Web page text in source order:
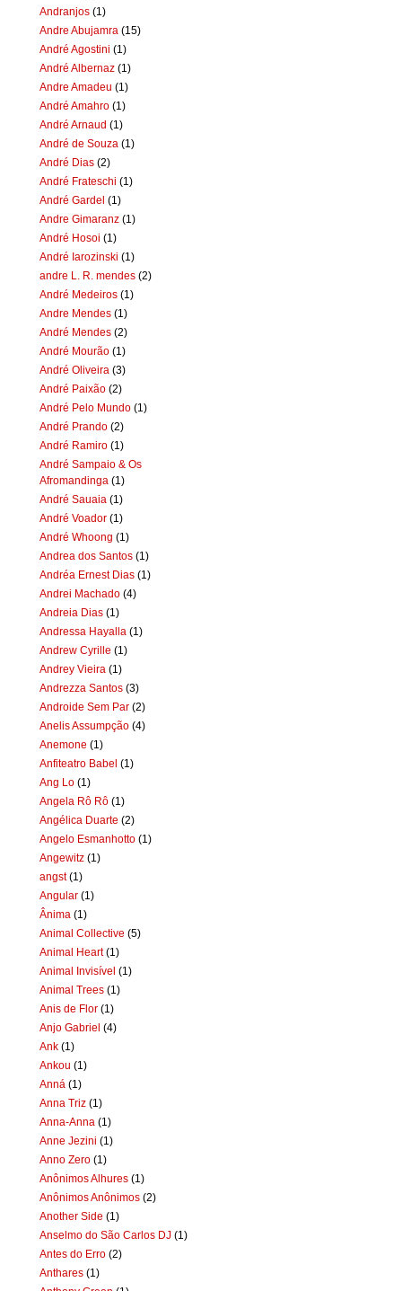
Andranjos (1)
Andre Abujamra (15)
André Agostini (1)
André Albernaz (1)
Andre Amadeu (1)
André Amahro (1)
André Arnaud (1)
André de Souza (1)
André Dias (2)
André Frateschi (1)
André Gardel (1)
Andre Gimaranz (1)
André Hosoi (1)
André Iarozinski (1)
andre L. R. mendes (2)
André Medeiros (1)
Andre Mendes (1)
André Mendes (2)
André Mourão (1)
André Oliveira (3)
André Paixão (2)
André Pelo Mundo (1)
André Prando (2)
André Ramiro (1)
André Sampaio & Os
Afromandinga (1)
André Sauaia (1)
André Voador (1)
André Whoong (1)
Andrea dos Santos (1)
Andréa Ernest Dias (1)
Andrei Machado (4)
Andreia Dias (1)
Andressa Hayalla (1)
Andrew Cyrille (1)
Andrey Vieira (1)
Andrezza Santos (3)
Androide Sem Par (2)
Anelis Assumpção (4)
Anemone (1)
Anfiteatro Babel (1)
Ang Lo (1)
Angela Rô Rô (1)
Angélica Duarte (2)
Angelo Esmanhotto (1)
Angewitz (1)
angst (1)
Angular (1)
Ânima (1)
Animal Collective (5)
Animal Heart (1)
Animal Invisível (1)
Animal Trees (1)
Anis de Flor (1)
Anjo Gabriel (4)
Ank (1)
Ankou (1)
Anná (1)
Anna Triz (1)
Anna-Anna (1)
Anne Jezini (1)
Anno Zero (1)
Anônimos Alhures (1)
Anônimos Anônimos (2)
Another Side (1)
Anselmo do São Carlos DJ (1)
Antes do Erro (2)
Anthares (1)